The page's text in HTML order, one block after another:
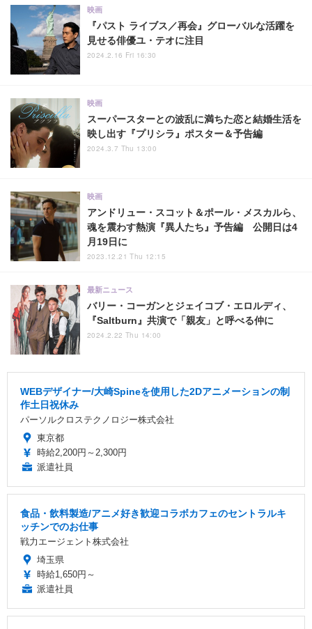
『パスト ライブス／再会』グローバルな活躍を
見せる俳優ユ・テオに注目
映画
2024.2.16 Fri 16:30
スーパースターとの波乱に満ちた恋と結婚生活を
映し出す『プリシラ』ポスター＆予告編
映画
2024.3.7 Thu 13:00
アンドリュー・スコット＆ポール・メスカルら、
魂を震わす熱演『異人たち』予告編 公開日は4
月19日に
映画
2023.12.21 Thu 12:15
バリー・コーガンとジェイコブ・エロルディ、
『Saltburn』共演で「親友」と呼べる仲に
最新ニュース
2024.2.22 Thu 14:00
WEBデザイナー/大崎Spineを使用した2Dアニメーションの制
作土日祝休み
パーソルクロステクノロジー株式会社
東京都
時給2,200円～2,300円
派遣社員
食品・飲料製造/アニメ好き歓迎コラボカフェのセントラルキ
ッチンでのお仕事
戦力エージェント株式会社
埼玉県
時給1,650円～
派遣社員